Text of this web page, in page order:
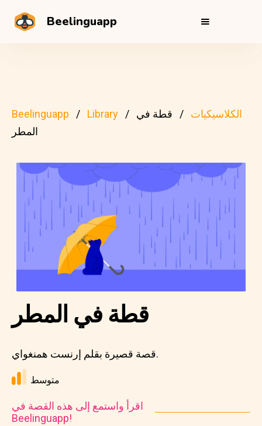
Beelinguapp
Beelinguapp Library الكلاسيكيات
قطة في
المطر
قطة في المطر
قصة قصيرة بقلم إرنست همنغواي.
متوسط
اقرأ واستمع إلى هذه القصة في
Beelinguapp!